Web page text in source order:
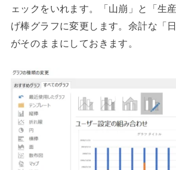
ェックをいれます。「山崩」と「生
げ棒グラフに変更します。余計な「
がそのままにしておきます。